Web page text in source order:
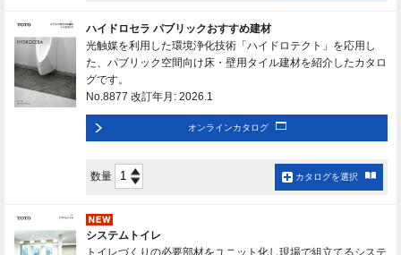
ハイドロセラ パブリックおすすめ建材
光触媒を利用した環境浄化技術「ハイドロテクト」を応用し
た、パブリック空間向け床・壁用タイル建材を紹介したカタロ
グです。
No.8877 改訂年月: 2026.1
オンラインカタログ
数量 カタログを選択
システムトイレ
トイレづくりの必要部材をユニット化し現場で組立てるシステ